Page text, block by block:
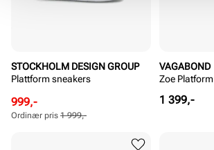
STOCKHOLM DESIGN GROUP
Plattform sneakers
Rabattert
pris
999,-
Ordinær
pris
Ordinær pris 1 999,-
VAGABOND
Zoe Platform
Pris
1 399,-